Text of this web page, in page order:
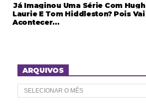
Já Imaginou Uma Série Com Hugh
Laurie E Tom Hiddleston? Pois Vai
Acontecer…
ARQUIVOS
A
r